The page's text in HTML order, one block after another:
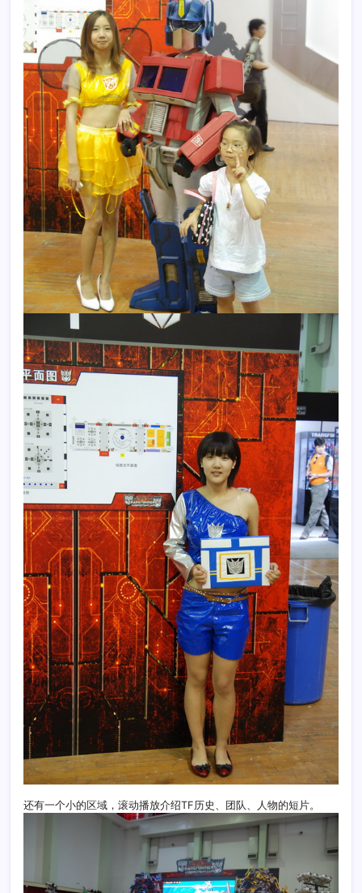
还有一个小的区域，滚动播放介绍TF历史、团队、人物的短片。